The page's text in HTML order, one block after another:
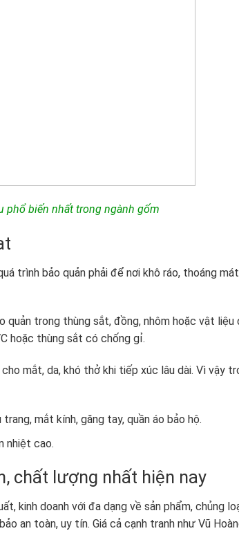
phổ biến nhất trong ngành gốm
trình bảo quản phải để nơi khô ráo, thoáng
trong thùng sắt, đồng, nhôm hoặc vật liệu
hoặc thùng sắt có chống gỉ.
mắt, da, khó thở khi tiếp xúc lâu dài. Vì vậy
mắt kính, găng tay, quần áo bảo hộ.
nhiệt cao.
chất lượng nhất hiện nay
kinh doanh với đa dạng về sản phẩm, chủng
an toàn, uy tín. Giá cả cạnh tranh như Vũ